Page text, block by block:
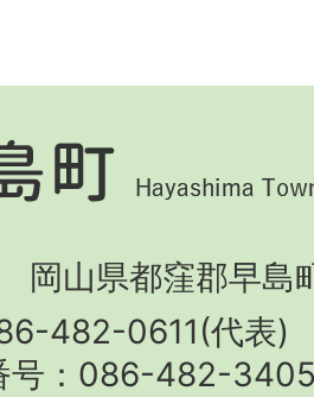
山県都窪郡早島
482-0611(代表)
号：086-482-